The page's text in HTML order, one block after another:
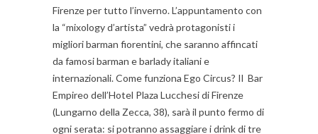
Firenze per tutto l’inverno. L’appuntamento con
la “mixology d’artista” vedrà protagonisti i
migliori barman fiorentini, che saranno affincati
da famosi barman e barlady italiani e
internazionali. Come funziona Ego Circus? Il Bar
Empireo dell’Hotel Plaza Lucchesi di Firenze
(Lungarno della Zecca, 38), sarà il punto fermo di
ogni serata: si potranno assaggiare i drink di tre